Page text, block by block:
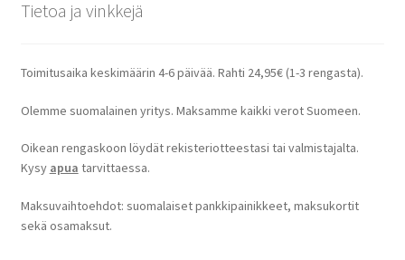
Tietoa ja vinkkejä
Toimitusaika keskimäärin 4-6 päivää. Rahti 24,95€ (1-3 rengasta).
Olemme suomalainen yritys. Maksamme kaikki verot Suomeen.
Oikean rengaskoon löydät rekisteriotteestasi tai valmistajalta.
Kysy apua tarvittaessa.
Maksuvaihtoehdot: suomalaiset pankkipainikkeet, maksukortit
sekä osamaksut.